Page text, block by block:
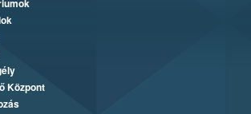
Központ